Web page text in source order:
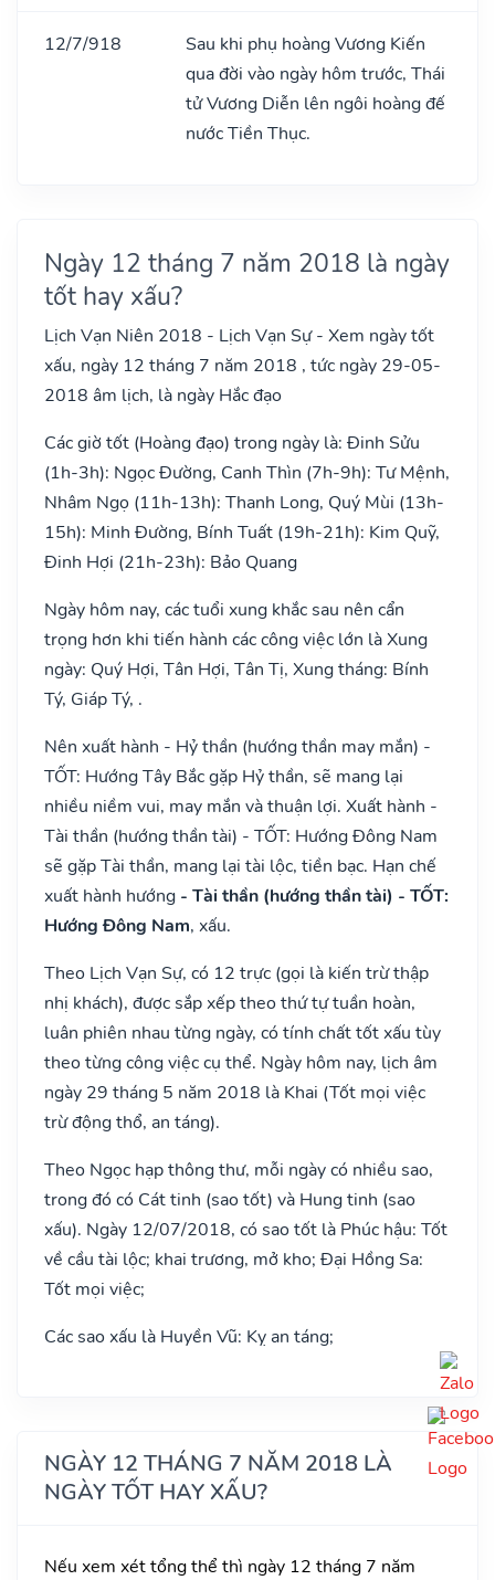
12/7/918
Sau khi phụ hoàng Vương Kiến
qua đời vào ngày hôm trước, Thái
tử Vương Diễn lên ngôi hoàng đế
nước Tiền Thục.
Ngày 12 tháng 7 năm 2018 là ngày
tốt hay xấu?
Lịch Vạn Niên 2018 - Lịch Vạn Sự - Xem ngày tốt
xấu, ngày 12 tháng 7 năm 2018 , tức ngày 29-05-
2018 âm lịch, là ngày Hắc đạo
Các giờ tốt (Hoàng đạo) trong ngày là: Đinh Sửu
(1h-3h): Ngọc Đường, Canh Thìn (7h-9h): Tư Mệnh,
Nhâm Ngọ (11h-13h): Thanh Long, Quý Mùi (13h-
15h): Minh Đường, Bính Tuất (19h-21h): Kim Quỹ,
Đinh Hợi (21h-23h): Bảo Quang
Ngày hôm nay, các tuổi xung khắc sau nên cẩn
trọng hơn khi tiến hành các công việc lớn là Xung
ngày: Quý Hợi, Tân Hợi, Tân Tị, Xung tháng: Bính
Tý, Giáp Tý, .
Nên xuất hành - Hỷ thần (hướng thần may mắn) -
TỐT: Hướng Tây Bắc gặp Hỷ thần, sẽ mang lại
nhiều niềm vui, may mắn và thuận lợi. Xuất hành -
Tài thần (hướng thần tài) - TỐT: Hướng Đông Nam
sẽ gặp Tài thần, mang lại tài lộc, tiền bạc. Hạn chế
xuất hành hướng - Tài thần (hướng thần tài) - TỐT:
Hướng Đông Nam, xấu.
Theo Lịch Vạn Sự, có 12 trực (gọi là kiến trừ thập
nhị khách), được sắp xếp theo thứ tự tuần hoàn,
luân phiên nhau từng ngày, có tính chất tốt xấu tùy
theo từng công việc cụ thể. Ngày hôm nay, lịch âm
ngày 29 tháng 5 năm 2018 là Khai (Tốt mọi việc
trừ động thổ, an táng).
Theo Ngọc hạp thông thư, mỗi ngày có nhiều sao,
trong đó có Cát tinh (sao tốt) và Hung tinh (sao
xấu). Ngày 12/07/2018, có sao tốt là Phúc hậu: Tốt
về cầu tài lộc; khai trương, mở kho; Đại Hồng Sa:
Tốt mọi việc;
Các sao xấu là Huyền Vũ: Kỵ an táng;
NGÀY 12 THÁNG 7 NĂM 2018 LÀ
NGÀY TỐT HAY XẤU?
Nếu xem xét tổng thể thì ngày 12 tháng 7 năm